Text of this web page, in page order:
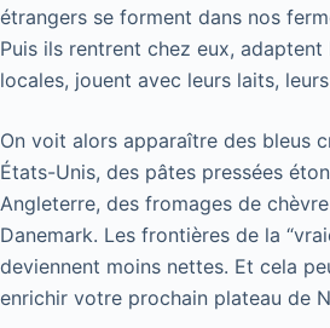
étrangers se forment dans nos
Puis ils rentrent chez eux, adaptent
locales, jouent avec leurs laits,
On voit alors apparaître des bleus
États-Unis, des pâtes pressées
Angleterre, des fromages de
Danemark. Les frontières de la
deviennent moins nettes. Et cela
enrichir votre prochain plateau de